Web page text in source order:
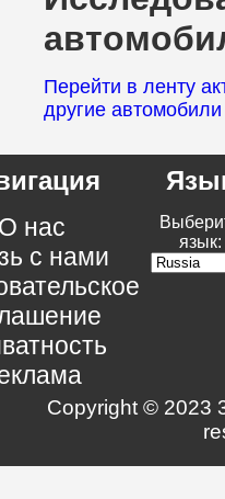
Перейти в ленту
другие автомобили
нас
с нами
язык:
Copyright © 2023